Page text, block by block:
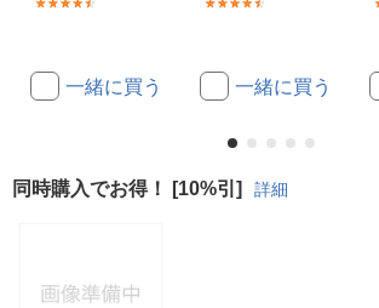
一緒に買う 一緒に買う
同時購入でお得！ [10%引] 詳細